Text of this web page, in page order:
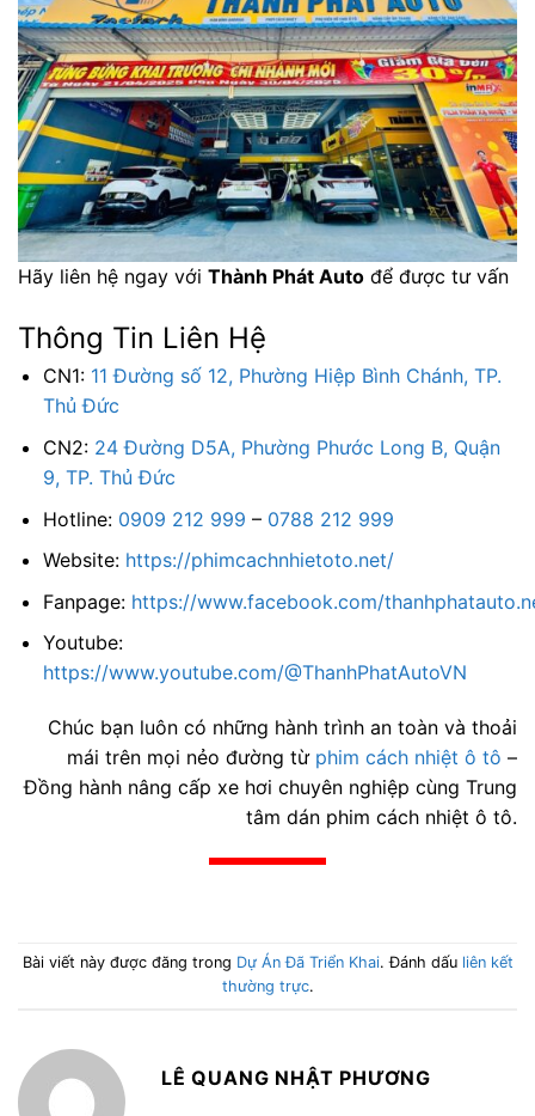
Hãy liên hệ ngay với Thành Phát Auto để được tư vấn
Thông Tin Liên Hệ
CN1: 11 Đường số 12, Phường Hiệp Bình Chánh, TP.
Thủ Đức
CN2: 24 Đường D5A, Phường Phước Long B, Quận
9, TP. Thủ Đức
Hotline: 0909 212 999 – 0788 212 999
Website: https://phimcachnhietoto.net/
Fanpage: https://www.facebook.com/
Youtube:
https://www.youtube.com/@ThanhPhatAutoVN
Chúc bạn luôn có những hành trình an toàn và thoải
mái trên mọi nẻo đường từ phim cách nhiệt ô tô –
Đồng hành nâng cấp xe hơi chuyên nghiệp cùng Trung
tâm dán phim cách nhiệt ô tô.
Bài viết này được đăng trong Dự Án Đã Triển Khai. Đánh dấu liên kết
thường trực.
LÊ QUANG NHẬT PHƯƠNG